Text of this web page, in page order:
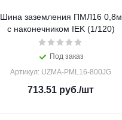
Шина заземления ПМЛ16 0,8м
с наконечником IEK (1/120)
Под заказ
Артикул: UZMA-PML16-800JG
713.51 руб./шт